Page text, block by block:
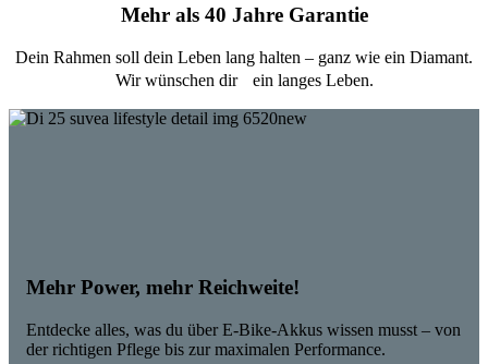
Mehr als 40 Jahre Garantie
Dein Rahmen soll dein Leben lang halten – ganz wie ein Diamant.
Wir wünschen dir ein langes Leben.
Mehr Power, mehr Reichweite!
Entdecke alles, was du über E-Bike-Akkus wissen musst – von
der richtigen Pflege bis zur maximalen Performance.